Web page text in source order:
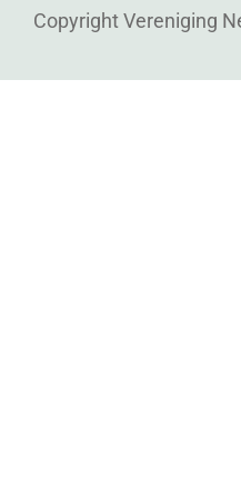
Copyright Vereniging